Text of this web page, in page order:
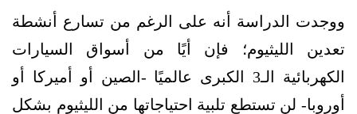
ووجدت الدراسة أنه على الرغم من تسارع أنشطة
تعدين الليثيوم؛ فإن أيًا من أسواق السيارات
الكهربائية الـ3 الكبرى عالميًا -الصين أو أميركا أو
أوروبا- لن تستطع تلبية احتياجاتها من الليثيوم بشكل